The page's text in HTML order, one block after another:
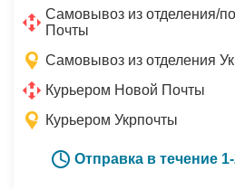
Самовывоз из отделения/
Почты
Самовывоз из отделения
Курьером Новой Почты
Курьером Укрпочты
Отправка в течение